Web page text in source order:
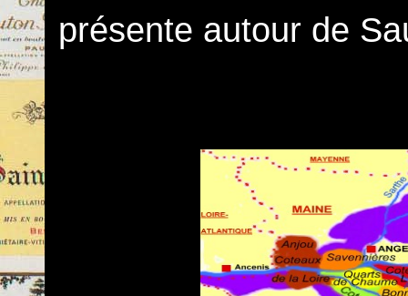
présente autour de